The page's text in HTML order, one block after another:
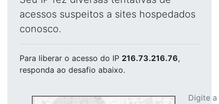
acessos suspeitos a sites hospedados
conosco.
Para liberar o acesso do IP 216.73.216.76,
responda ao desafio abaixo.
Digite